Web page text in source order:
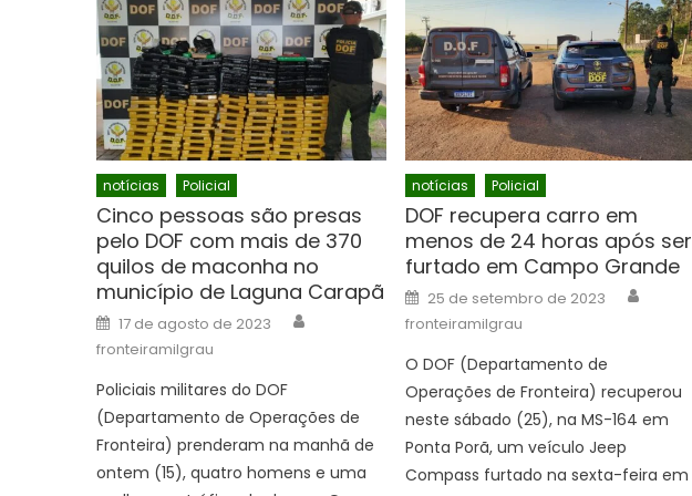
notícias Policial
Cinco pessoas são presas
pelo DOF com mais de 370
quilos de maconha no
município de Laguna Carapã
Posted
on
17 de agosto de 2023
fronteiramilgrau
Policiais militares do DOF
(Departamento de Operações de
Fronteira) prenderam na manhã de
ontem (15), quatro homens e uma
notícias Policial
DOF recupera carro em
menos de 24 horas após ser
furtado em Campo Grande
Posted
on
25 de setembro de 2023
fronteiramilgrau
O DOF (Departamento de
Operações de Fronteira) recuperou
neste sábado (25), na MS-164 em
Ponta Porã, um veículo Jeep
Compass furtado na sexta-feira em